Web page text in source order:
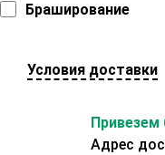
Браширование
Условия доставки
Привезем
Адрес